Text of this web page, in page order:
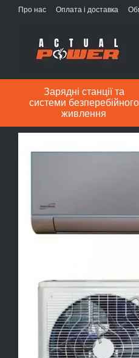
Перейти до основного контенту
Про нас Оплата і доставка
Зарядні станції та
системи безперебійного
живлення